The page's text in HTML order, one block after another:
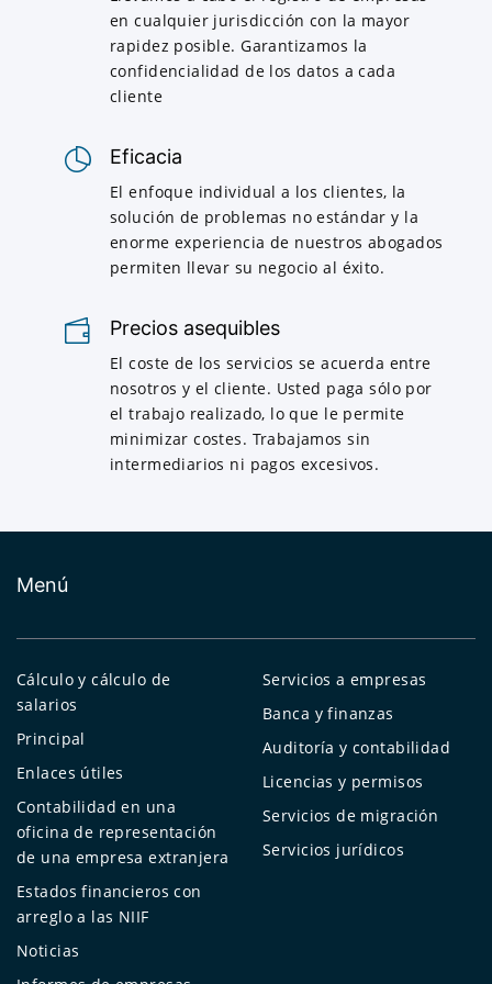
en cualquier jurisdicción con la mayor
rapidez posible. Garantizamos la
confidencialidad de los datos a cada
cliente
Eficacia
El enfoque individual a los clientes, la
solución de problemas no estándar y la
enorme experiencia de nuestros abogados
permiten llevar su negocio al éxito.
Precios asequibles
El coste de los servicios se acuerda entre
nosotros y el cliente. Usted paga sólo por
el trabajo realizado, lo que le permite
minimizar costes. Trabajamos sin
intermediarios ni pagos excesivos.
Menú
Cálculo y cálculo de
salarios
Principal
Enlaces útiles
Contabilidad en una
oficina de representación
de una empresa extranjera
Estados financieros con
arreglo a las NIIF
Noticias
Servicios a empresas
Banca y finanzas
Auditoría y contabilidad
Licencias y permisos
Servicios de migración
Servicios jurídicos